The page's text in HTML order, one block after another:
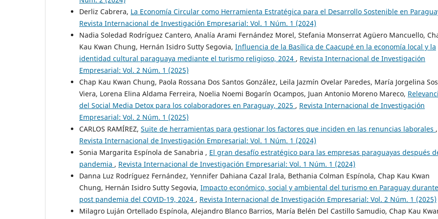
Derliz Cabrera, La Economía Circular como Herramienta Estratégica para el Desarrollo Sostenible en
Revista Internacional de Investigación Empresarial: Vol. 1 Núm. 1 (2024)
Nadia Soledad Rodríguez Cantero, Analía Arami Fernández Morel, Stefania Monserrat Agüero Mancuello,
Kau Kwan Chung, Hernán Isidro Sutty Segovia, Influencia de la Basílica de Caacupé en la economía local y la
identidad cultural paraguaya mediante el turismo religioso, 2024 , Revista Internacional de Investigación
Empresarial: Vol. 2 Núm. 1 (2025)
Chap Kau Kwan Chung, Paola Rossana Dos Santos González, Leila Jazmín Ovelar Paredes, María Jorgelina
Viera, Lorena Elina Aldama Ferreira, Noelia Noemi Bogarín Ocampos, Juan Antonio Moreno Mareco,
del Social Media Detox para los colaboradores en Paraguay, 2025 , Revista Internacional de Investigación
Empresarial: Vol. 2 Núm. 1 (2025)
CARLOS RAMÍREZ, Suite de herramientas para gestionar los factores que inciden en las renuncias laborales ,
Revista Internacional de Investigación Empresarial: Vol. 1 Núm. 1 (2024)
Sonia Margarita Espínola de Sanabria , El gran desafío estratégico para las empresas paraguayas después
pandemia , Revista Internacional de Investigación Empresarial: Vol. 1 Núm. 1 (2024)
Danna Luz Rodríguez Fernández, Yennifer Dahiana Cazal Irala, Bethania Colman Espínola, Chap Kau Kwan
Chung, Hernán Isidro Sutty Segovia, Impacto económico, social y ambiental del turismo en Paraguay
post pandemia del COVID-19, 2024 , Revista Internacional de Investigación Empresarial: Vol. 2 Núm. 1 (2025)
Milagro Luján Ortellado Espínola, Alejandro Blanco Barrios, María Belén Del Castillo Samudio, Chap Kau